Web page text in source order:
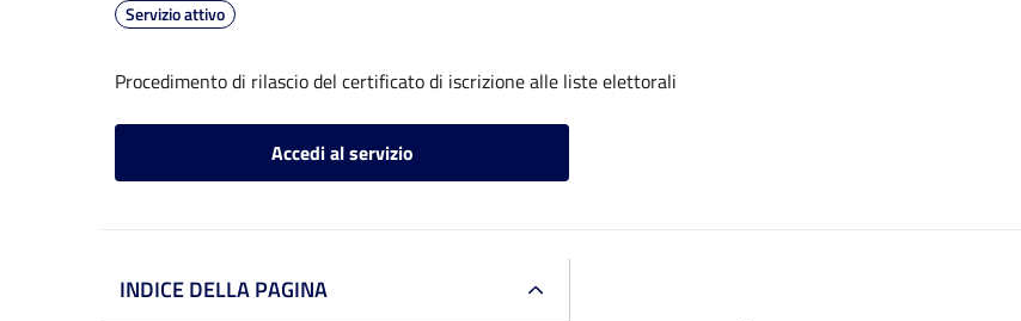
Servizio attivo
Procedimento di rilascio del certificato di iscrizione alle liste elettorali
Accedi al servizio
INDICE DELLA PAGINA